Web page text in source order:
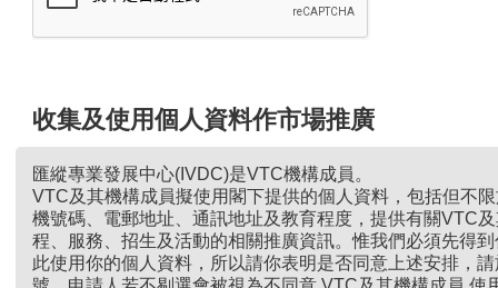
收集及使用個人資料作市場推廣
匯縱專業發展中心(IVDC)是VTC機構成員。
VTC及其機構成員擬使用閣下提供的個人資料，包括但不
機號碼、電郵地址、通訊地址及教育程度，提供有關VTC
程、服務、招生及活動的相關推廣資訊。惟我們必須先得
此使用你的個人資料，所以請你表明是否同意上述安排，